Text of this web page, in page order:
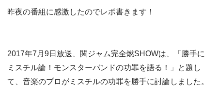
昨夜の番組に感激したのでレポ書きます！
2017年7月9日放送 関ジャム完全燃SHOWは、
「勝手に
ミスチル論！モンスターバンドの功罪を語る！」
と題し
て、音楽のプロがミスチルの功罪を勝手に討論しました。